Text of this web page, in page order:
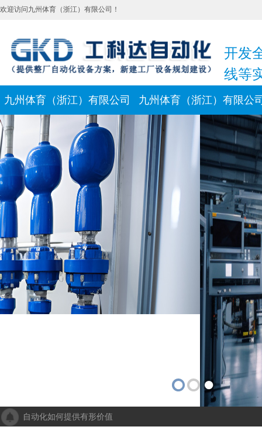
九州体育（浙江）有限公司 九州体育（浙江）有限公
新闻动态 联系我们
自动化如何提供有形价值
欢迎访问九州体育（浙江）有限公司！
开发
线等